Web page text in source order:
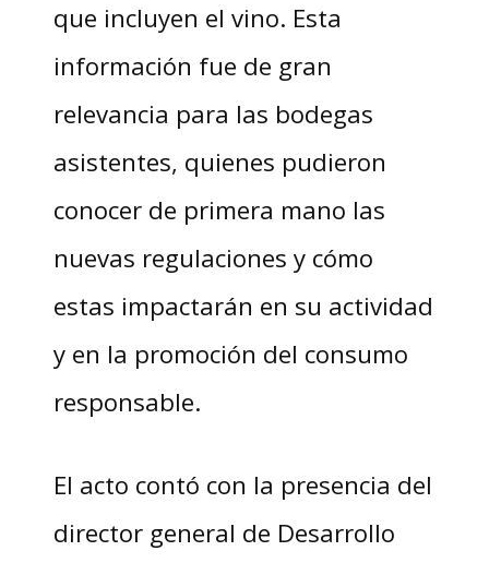
que incluyen el vino. Esta
información fue de gran
relevancia para las bodegas
asistentes, quienes pudieron
conocer de primera mano las
nuevas regulaciones y cómo
estas impactarán en su actividad
y en la promoción del consumo
responsable.
El acto contó con la presencia del
director general de Desarrollo